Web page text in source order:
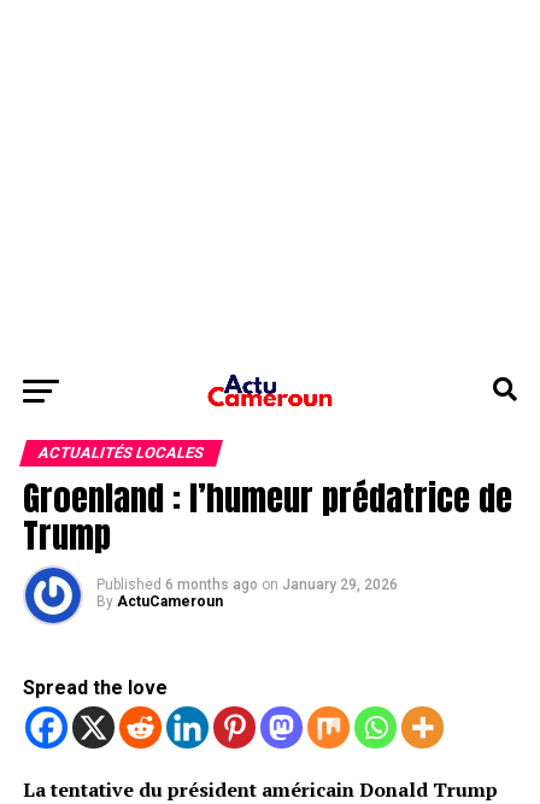
ACTUALITÉS LOCALES
Groenland : l’humeur prédatrice de
Trump
Published 6 months ago on January 29, 2026
By ActuCameroun
Spread the love
La tentative du président américain Donald Trump